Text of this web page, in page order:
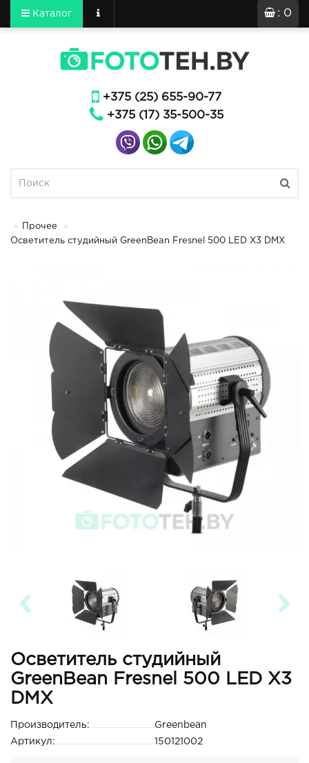
: 0
Каталог
+375 (25) 655-90-77
+375 (17) 35-500-35
Прочее
Осветитель студийный GreenBean Fresnel 500 LED X3 DMX
Осветитель студийный
GreenBean Fresnel 500 LED X3
DMX
Производитель:
Greenbean
Артикул:
150121002